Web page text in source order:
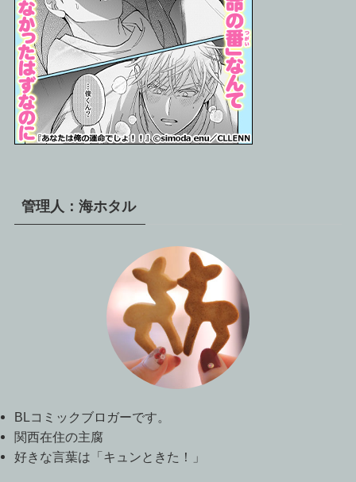
管理人：海ホタル
BLコミックブロガーです。
関西在住の主腐
好きな言葉は「キュンときた！」